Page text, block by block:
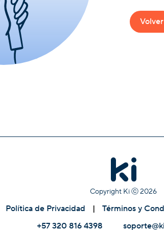
Volver
Copyright Ki ⓒ2026
Política de Privacidad | Términos y
+57 320 816 4398